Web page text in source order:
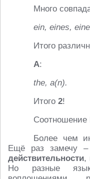
Много
ein, eines,
Итого
А:
the, a(n).
Итого 2!
Более чем
Ещё раз замечу
действительности,
Но разные